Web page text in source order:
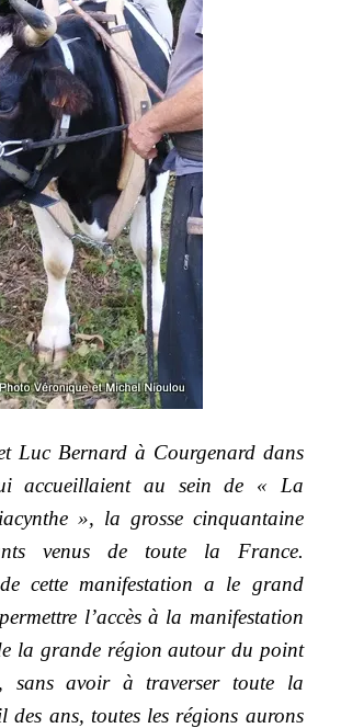
Luc Bernard à Courgenard dans
accueillaient au sein de « La
», la grosse cinquantaine
venus de toute la France.
cette manifestation a le grand
l’accès à la manifestation
la grande région autour du point
sans avoir à traverser toute la
des ans, toutes les régions aurons